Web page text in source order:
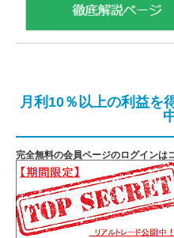
月利10％以上の利益を
完全無料の会員ページのログインは